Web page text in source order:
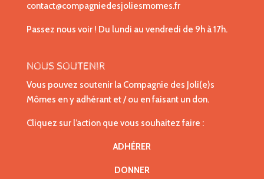
contact@compagniedesjoliesmomes.fr
Passez nous voir ! Du lundi au vendredi de 9h à 17h.
NOUS SOUTENIR
Vous pouvez soutenir la Compagnie des Joli(e)s
Mômes en y adhérant et / ou en faisant un don.
Cliquez sur l’action que vous souhaitez faire :
ADHÉRER
DONNER